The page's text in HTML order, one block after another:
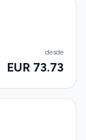
desde
EUR 73.73